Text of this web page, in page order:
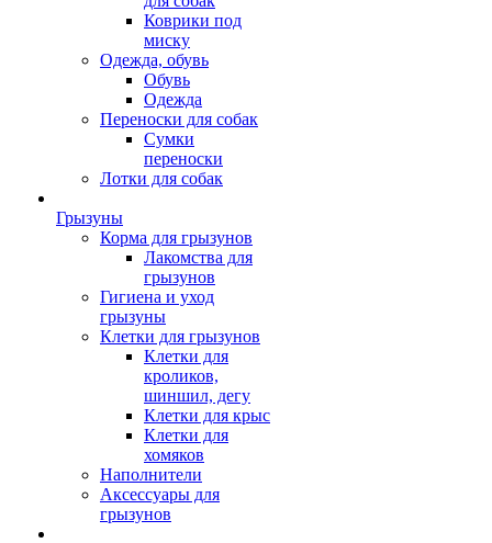
Коврики под
миску
Одежда, обувь
Обувь
Одежда
Переноски для собак
Сумки
переноски
Лотки для собак
Грызуны
Корма для грызунов
Лакомства для
грызунов
Гигиена и уход
грызуны
Клетки для грызунов
Клетки для
кроликов,
шиншил, дегу
Клетки для крыс
Клетки для
хомяков
Наполнители
Аксессуары для
грызунов